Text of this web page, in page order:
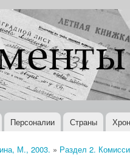
Персоналии Страны
М., 2003. » Раздел 2.